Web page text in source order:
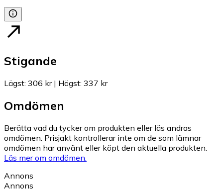
Stigande
Lägst: 306 kr| Högst: 337 kr
Omdömen
Berätta vad du tycker om produkten eller läs andras
omdömen. Prisjakt kontrollerar inte om de som lämnar
omdömen har använt eller köpt den aktuella produkten.
Läs mer om omdömen.
Annons
Annons